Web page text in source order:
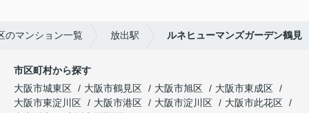
のマンション一覧 放出駅 ルネヒューマンズガーデン鶴見
市区町村から探す
大阪市城東区
大阪市鶴見区 大阪市旭区
大阪市東成区
大阪市東淀川区
大阪市港区 大阪市淀川区
大阪市此花区